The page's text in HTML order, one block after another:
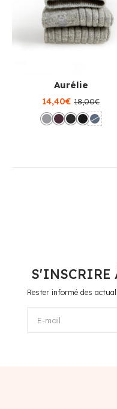
Aurélie
14,40€ 18,00€
S'INSCRIRE
Rester informé des
E-mail